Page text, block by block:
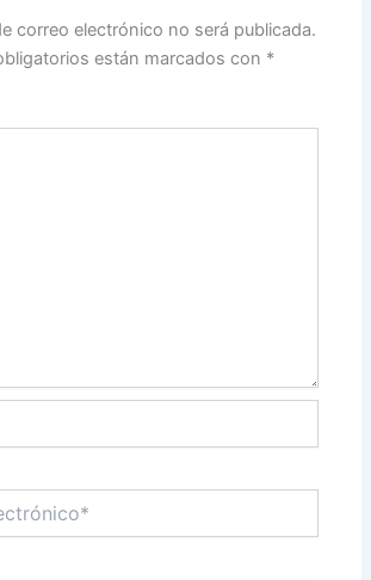
correo electrónico no será publicada.
están marcados con *